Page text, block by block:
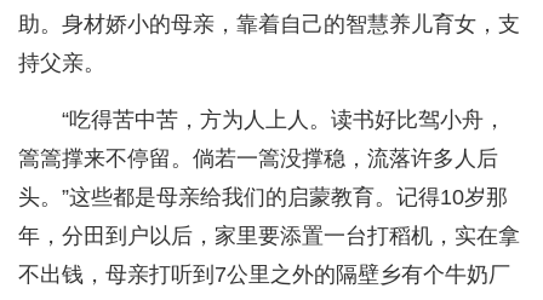
助。身材娇小的母亲，靠着自己的智慧养儿育女，支
持父亲。
“吃得苦中苦，方为人上人。读书好比驾小舟，
篙篙撑来不停留。倘若一篙没撑稳，流落许多人后
头。”这些都是母亲给我们的启蒙教育。记得10岁那
年，分田到户以后，家里要添置一台打稻机，实在拿
不出钱，母亲打听到7公里之外的隔壁乡有个牛奶厂